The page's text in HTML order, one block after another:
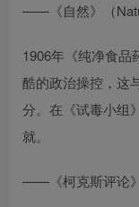
——《自然》（
1906年《纯净食品
酷的政治操控，这
分。在《试毒小组
就。
——《柯克斯评论》